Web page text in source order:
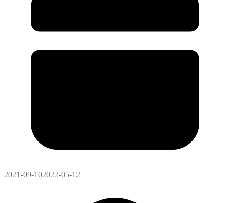
2021-09-102022-05-12